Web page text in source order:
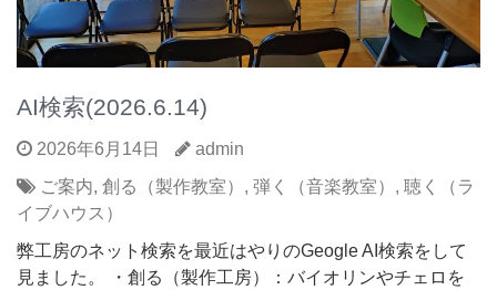
AI検索(2026.6.14)
2026年6月14日
admin
ご案内, 創る（製作教室） , 弾く（音楽教室） , 聴く（ラ
イブハウス）
弊工房のネット検索を最近はやりのGeogle AI検索をして
見ました。 ・創る（製作工房）：バイオリンやチェロを